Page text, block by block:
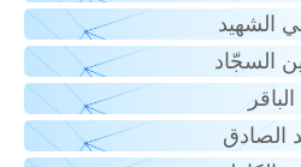
الشهيد
السجّاد
الصادق